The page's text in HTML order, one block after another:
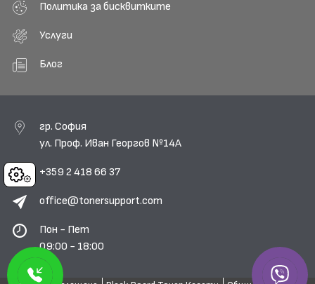
Cookies
Политика за бисквитките
Услуги
Блог
гр. София
ул. Проф. Иван Георгов №14А
+359 2 418 66 37
office@tonersupport.com
Пон - Пет
09:00 - 18:00